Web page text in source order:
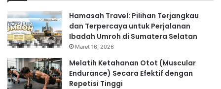
Hamasah Travel: Pilihan Terjangkau
dan Terpercaya untuk Perjalanan
Ibadah Umroh di Sumatera Selatan
Maret 16, 2026
Melatih Ketahanan Otot (Muscular
Endurance) Secara Efektif dengan
Repetisi Tinggi